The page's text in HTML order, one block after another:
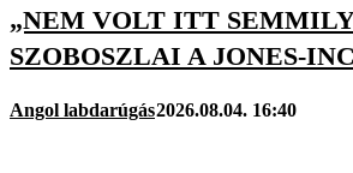
„NEM VOLT ITT
SZOBOSZLAI A JONES-
Angol labdarúgás2026.08.04. 16:40